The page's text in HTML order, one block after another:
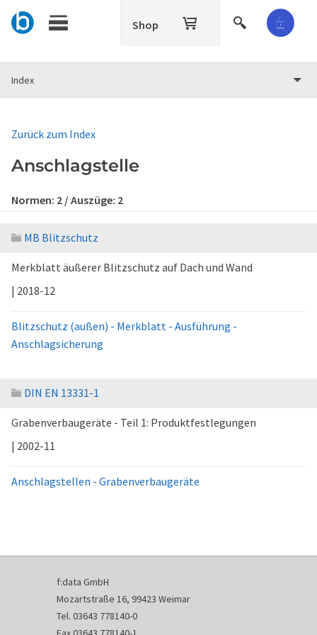
Shop
Index
Zurück zum Index
Anschlagstelle
Normen: 2 / Auszüge: 2
MB Blitzschutz
Merkblatt äußerer Blitzschutz auf Dach und Wand
| 2018-12
Blitzschutz (außen) - Merkblatt - Ausführung -
Anschlagsicherung
DIN EN 13331-1
Grabenverbaugeräte - Teil 1: Produktfestlegungen
| 2002-11
Anschlagstellen - Grabenverbaugeräte
f:data GmbH
Mozartstraße 16, 99423 Weimar
Tel. 03643 778140-0